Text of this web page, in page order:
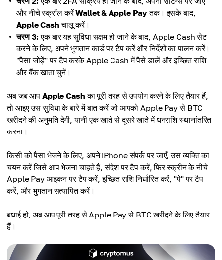
और नीचे स्क्रॉल करेंWallet & Apple Payतक। इसके बाद,
Apple Cash चालू करें।
चरण 3: एक बार यह सुविधा सक्षम हो जाने के बाद, Apple Cash सेट
करने के लिए, अपने भुगतान कार्ड पर टैप करें और निर्देशों का पालन करें।
"पैसा जोड़ें" पर टैप करके Apple Cash में पैसे डालें और इच्छित राशि
और बैंक खाता चुनें।
अब जब आप Apple Cash का पूरी तरह से उपयोग करने के लिए तैयार हैं,
तो आइए उस सुविधा के बारे में बात करें जो आपको Apple Pay से BTC
खरीदने की अनुमति देगी, यानी एक खाते से दूसरे खाते में धनराशि स्थानांतरित
करना।
किसी को पैसा भेजने के लिए, अपने iPhone संपर्क पर जाएँ, उस व्यक्ति का
चयन करें जिसे आप भेजना चाहते हैं, संदेश पर टैप करें, फिर स्क्रीन के नीचे
Apple Pay आइकन पर टैप करें, इच्छित राशि निर्धारित करें, "पे" पर टैप
करें, और भुगतान सत्यापित करें।
बधाई हो, अब आप पूरी तरह से Apple Pay से BTC खरीदने के लिए तैयार
हैं।